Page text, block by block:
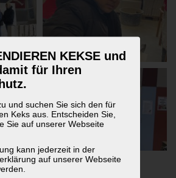
KEKSE und
für Ihren
und suchen Sie sich den für
Keks aus. Entscheiden Sie,
Sie auf unserer Webseite
kann jederzeit in der
auf unserer Webseite